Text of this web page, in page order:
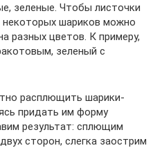
зеленые. Чтобы листочки
некоторых шариков можно
разных цветов. К примеру,
зеленый с
расплющить шарики-
придать им форму
результат: сплющим
сторон, слегка заострим